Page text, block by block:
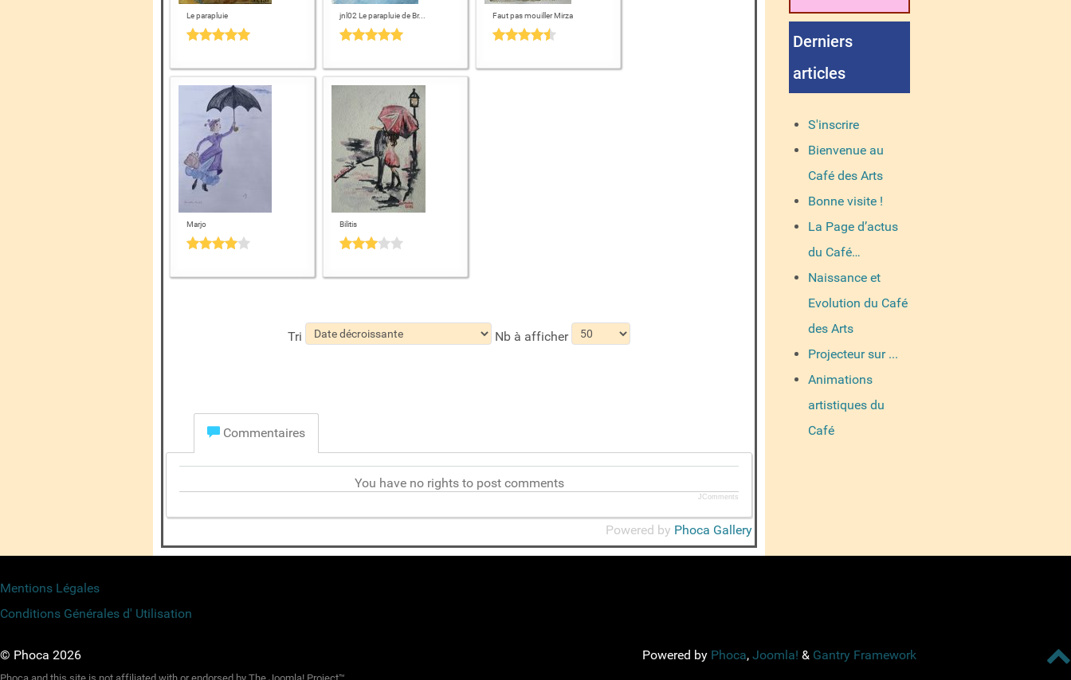
Le parapluie jnl02 Le parapluie de Br... Faut pas mouiller Mirza
Marjo Bilitis
Tri Nb à afficher
Commentaires
You have no rights to post comments
JComments
Powered by Phoca Gallery
Derniers
articles
S'inscrire
Bienvenue au
Café des Arts
Bonne visite !
La Page d’actus
du Café…
Naissance et
Evolution du Café
des Arts
Projecteur sur ...
Animations
artistiques du
Café
Mentions Légales
Conditions Générales d' Utilisation
© Phoca 2026 Powered by Phoca,Joomla! & Gantry Framework